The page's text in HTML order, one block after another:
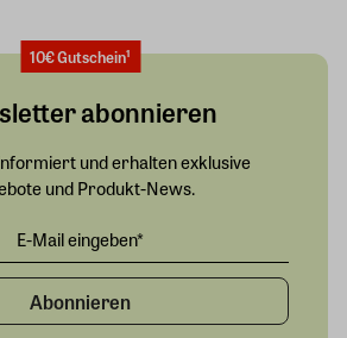
10€ Gutschein¹
abonnieren
und erhalten exklusive
und Produkt-News.
Abonnieren